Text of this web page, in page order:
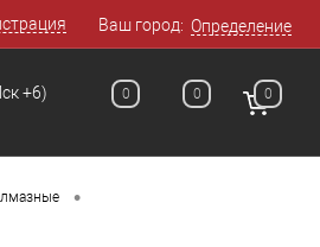
Ваш город: Определение
+6) 0 0 0
•